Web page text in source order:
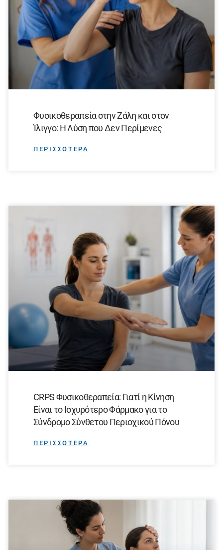
Φυσικοθεραπεία στην Ζάλη και στον
Ίλιγγο: Η Λύση που Δεν Περίμενες
ΠΕΡΙΣΣΟΤΕΡΑ
CRPS Φυσικοθεραπεία: Γιατί η Κίνηση
Είναι το Ισχυρότερο Φάρμακο για το
Σύνδρομο Σύνθετου Περιοχικού Πόνου
ΠΕΡΙΣΣΟΤΕΡΑ